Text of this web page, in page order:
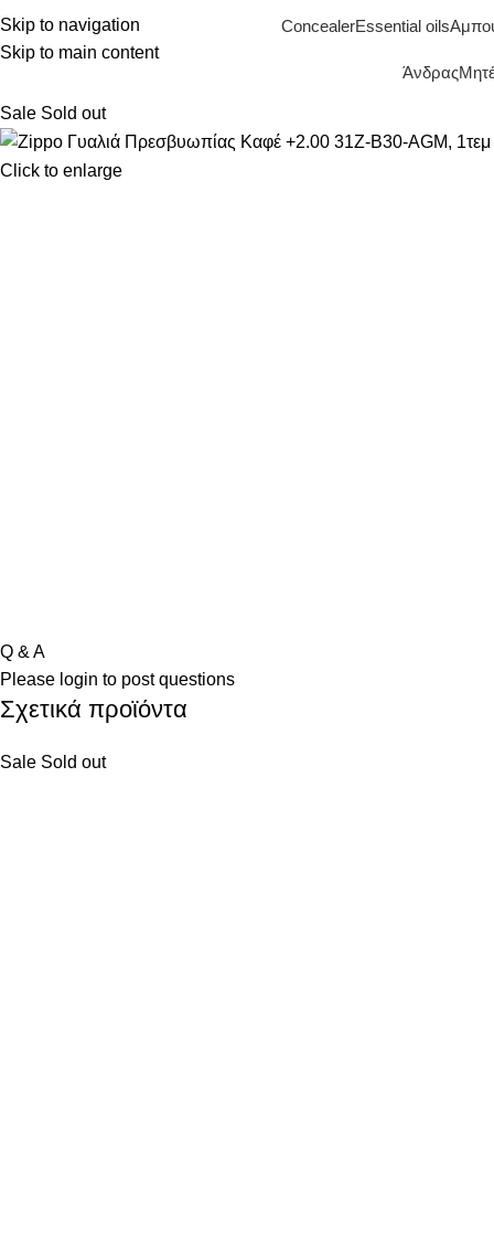
Skip to navigation
Skip to main content
ConcealerEssential oils
Άνδρας
Sale Sold out
Click to enlarge
Q & A
Please login to post questions
Σχετικά προϊόντα
Sale Sold out